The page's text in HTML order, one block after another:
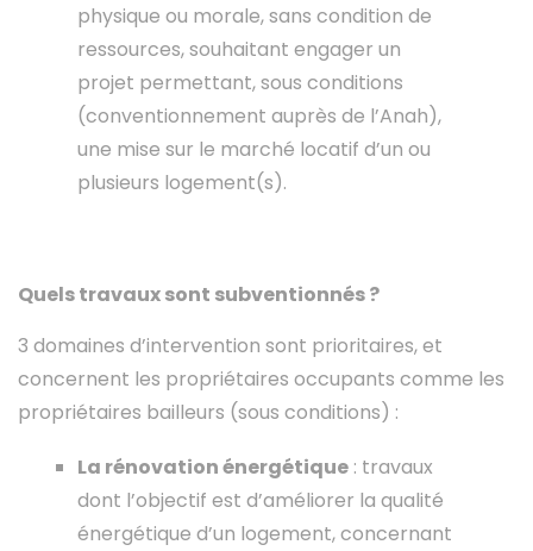
physique ou morale, sans condition de
ressources, souhaitant engager un
projet permettant, sous conditions
(conventionnement auprès de l’Anah),
une mise sur le marché locatif d’un ou
plusieurs logement(s).
Quels travaux sont subventionnés ?
3 domaines d’intervention sont prioritaires, et
concernent les propriétaires occupants comme les
propriétaires bailleurs (sous conditions) :
La rénovation énergétique : travaux
dont l’objectif est d’améliorer la qualité
énergétique d’un logement, concernant